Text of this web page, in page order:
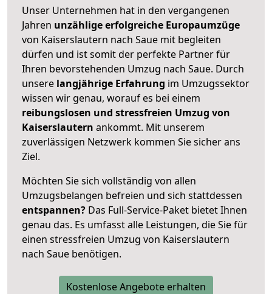
Unser Unternehmen hat in den vergangenen
Jahren unzählige erfolgreiche Europaumzüge
von Kaiserslautern nach Saue mit begleiten
dürfen und ist somit der perfekte Partner für
Ihren bevorstehenden Umzug nach Saue. Durch
unsere langjährige Erfahrung im Umzugssektor
wissen wir genau, worauf es bei einem
reibungslosen und stressfreien Umzug von
Kaiserslautern ankommt. Mit unserem
zuverlässigen Netzwerk kommen Sie sicher ans
Ziel.
Möchten Sie sich vollständig von allen
Umzugsbelangen befreien und sich stattdessen
entspannen? Das Full-Service-Paket bietet Ihnen
genau das. Es umfasst alle Leistungen, die Sie für
einen stressfreien Umzug von Kaiserslautern
nach Saue benötigen.
Kostenlose Angebote erhalten